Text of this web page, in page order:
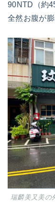
90NTD（約
全然お腹が膨
瑞麟美又美の